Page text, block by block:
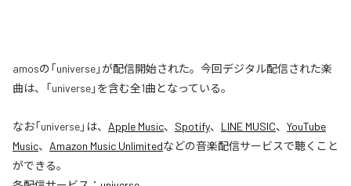
amosの「universe」が配信開始された。今回デジタル配信された楽
曲は、「universe」を含む全1曲となっている。
なお「universe」は、 Apple Music、 Spotify、 LINE MUSIC、 YouTube
Music、 Amazon Music Unlimitedなどの音楽配信サービスで聴くこと
ができる。